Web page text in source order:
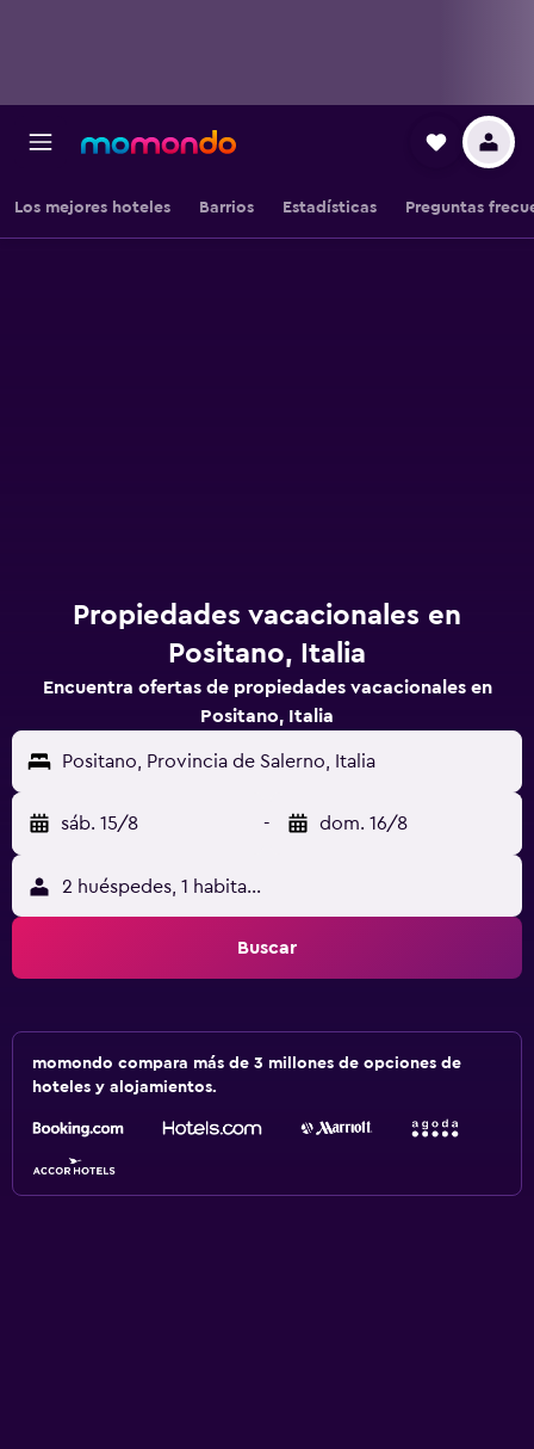
Los mejores hoteles Barrios Estadísticas Preguntas
Propiedades vacacionales en
Positano, Italia
Encuentra ofertas de propiedades vacacionales en
Positano, Italia
Positano, Provincia de Salerno, Italia
sáb. 15/8 - dom. 16/8
2 huéspedes, 1 habitación
Buscar
momondo compara más de 3 millones de opciones de
hoteles y alojamientos.